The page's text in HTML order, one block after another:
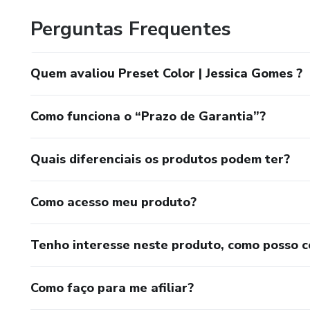
Perguntas Frequentes
Quem avaliou Preset Color | Jessica Gomes ?
Como funciona o “Prazo de Garantia”?
Quais diferenciais os produtos podem ter?
Como acesso meu produto?
Tenho interesse neste produto, como posso
Como faço para me afiliar?